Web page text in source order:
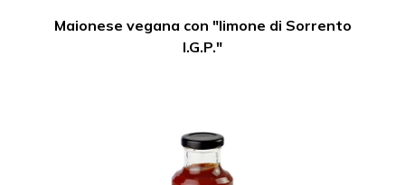
Maionese vegana con "limone di Sorrento
I.G.P."